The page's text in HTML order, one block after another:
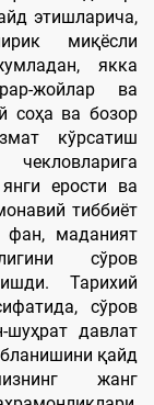
этишларича,
миқёсли
якка
жойлар ва
соҳа ва бозор
кўрсатиш
ерости ва
тиббиёт
фан, маданият
сўров
Тарихий
сўров
давлат
қайд
жанг